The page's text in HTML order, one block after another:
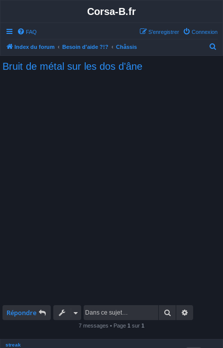
Corsa-B.fr
FAQ Connexion
S’enregistrer
Index du forum Besoin d'aide ?!? Châssis
Bruit de métal sur les dos d'âne
Répondre Rechercher
7 messages • Page 1 sur 1
streak